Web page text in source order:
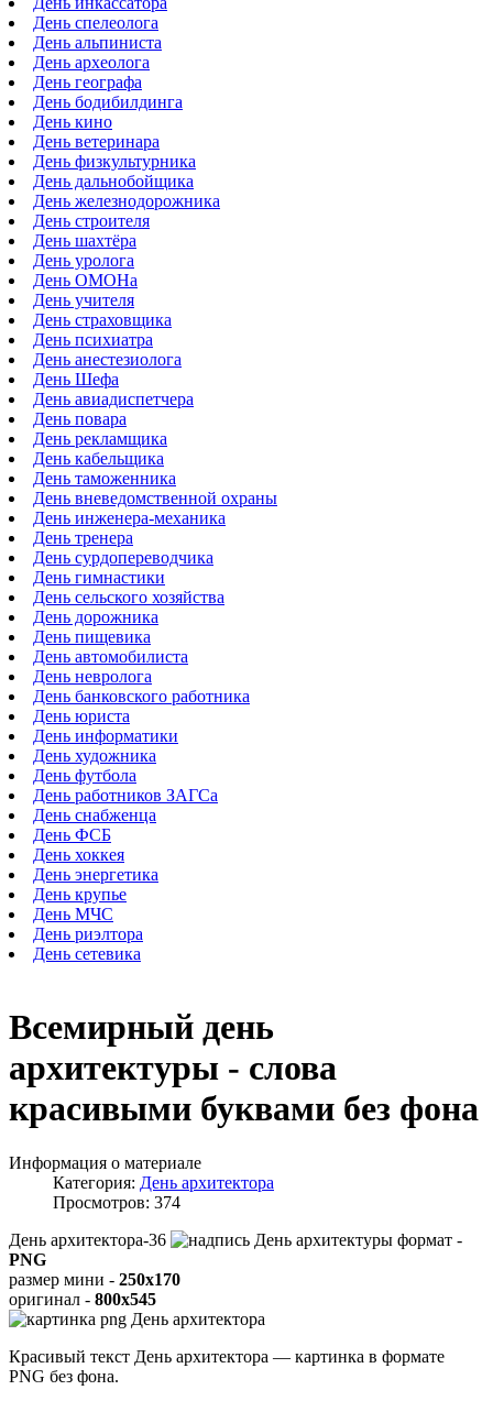
День спелеолога
День альпиниста
День археолога
День географа
День бодибилдинга
День кино
День ветеринара
День физкультурника
День дальнобойщика
День железнодорожника
День строителя
День шахтёра
День уролога
День ОМОНа
День учителя
День страховщика
День психиатра
День анестезиолога
День Шефа
День авиадиспетчера
День повара
День рекламщика
День кабельщика
День таможенника
День вневедомственной охраны
День инженера-механика
День тренера
День сурдопереводчика
День гимнастики
День сельского хозяйства
День дорожника
День пищевика
День автомобилиста
День невролога
День банковского работника
День юриста
День информатики
День художника
День футбола
День работников ЗАГСа
День снабженца
День ФСБ
День хоккея
День энергетика
День крупье
День МЧС
День риэлтора
День сетевика
Всемирный день
архитектуры - слова
красивыми буквами без фона
Информация о материале
Категория: День архитектора
Просмотров: 374
День архитектора-36
формат -
PNG
размер мини - 250x170
оригинал - 800x545
Красивый текст День архитектора — картинка в формате
PNG без фона.